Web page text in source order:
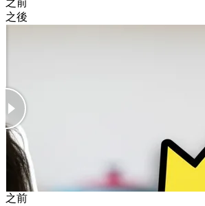
之前
之後
之前